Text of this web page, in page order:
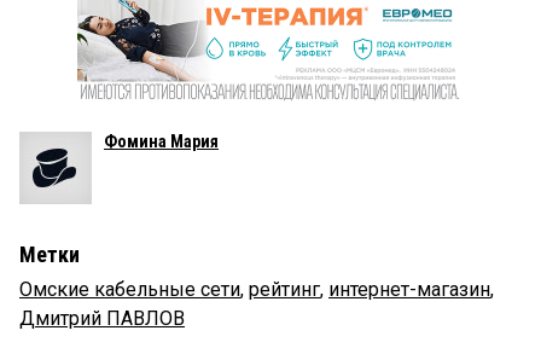
Фомина Мария
Метки
Омские кабельные сети, рейтинг, интернет-магазин,
Дмитрий ПАВЛОВ